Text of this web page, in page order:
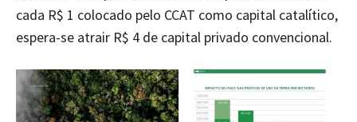
cada R$ 1 colocado pelo CCAT como capital catalítico,
espera-se atrair R$ 4 de capital privado convencional.